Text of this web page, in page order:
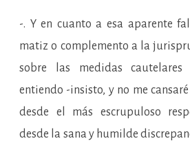
-. Y en cuanto a esa aparente
matiz o complemento a la
sobre las medidas
entiendo -insisto, y no me
desde el más escrupuloso
desde la sana y humilde